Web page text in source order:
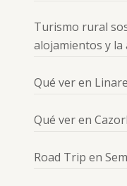
Turismo rural
alojamientos y
Qué ver en
Qué ver en
Road Trip en